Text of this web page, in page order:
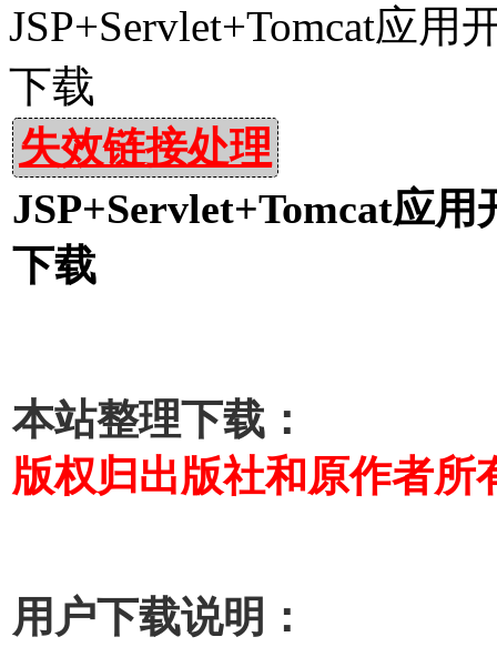
JSP+Servlet+Tomcat应
下载
失效链接处理
JSP+Servlet+Tomcat应
下载
本站整理下载：
版权归出版社和原作者
用户下载说明：